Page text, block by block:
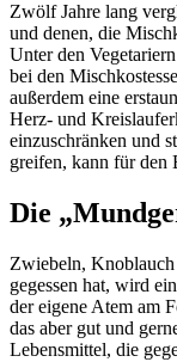
Zwölf Jahre lang
und denen, die
Unter den
bei den
außerdem eine
Herz- und
einzuschränken und
greifen, kann für den
Die
Zwiebeln,
gegessen hat, wird
der eigene Atem am
das aber gut und
Lebensmittel, die